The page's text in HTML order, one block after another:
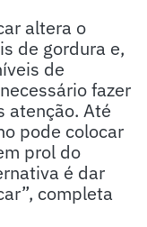
altera o
de gordura e,
de
fazer
atenção. Até
pode colocar
prol do
é dar
completa